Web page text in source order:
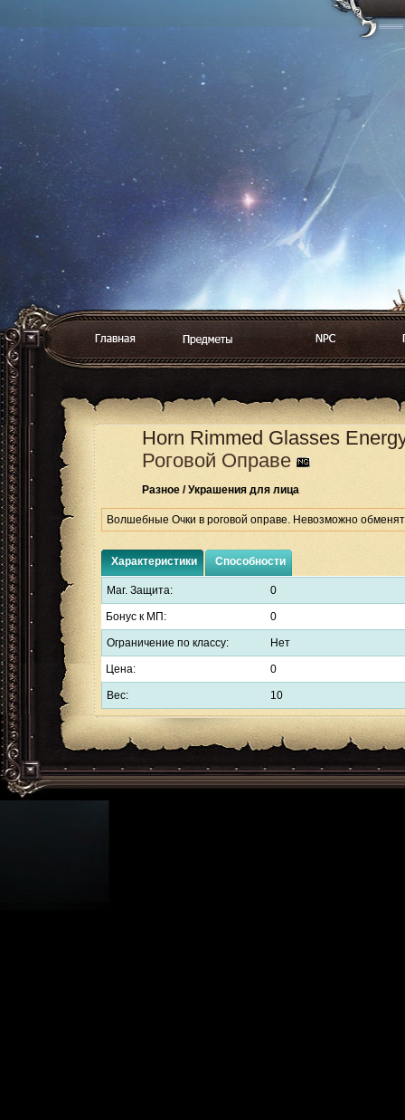
Horn Rimmed Glasses
Роговой Оправе
Разное / Украшения для лица
Волшебные Очки в роговой оправе. Невозможно
Характеристики Способности
Маг. Защита: 0
Бонус к МП: 0
Ограничение по классу: Нет
Цена: 0
Вес: 10